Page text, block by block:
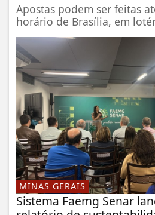
Apostas podem ser feitas
horário de Brasília, em
MINAS GERAIS
Sistema Faemg Senar